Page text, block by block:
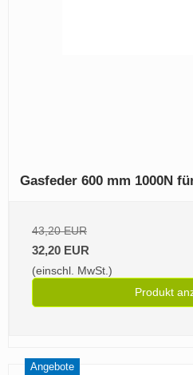
Gasfeder 600 mm 1000N
43,20 EUR
32,20 EUR
(einschl. MwSt.)
Produkt
Angebote